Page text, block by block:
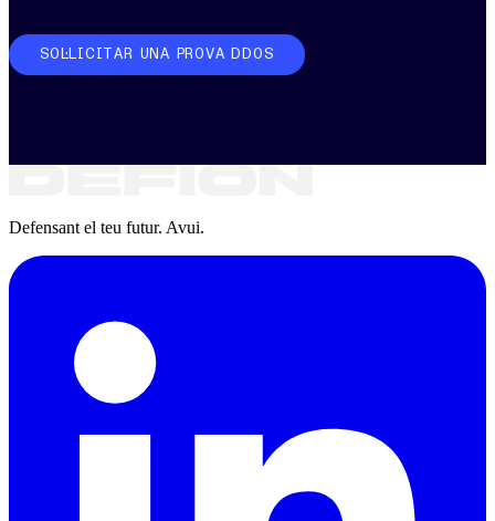
SOL·LICITAR UNA PROVA DDOS
Defensant el teu futur. Avui.